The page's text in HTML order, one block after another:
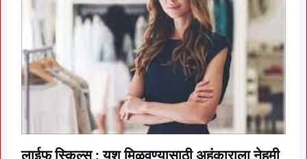
लाईफ स्किल्स : यश मिळवण्यासाठी अहंकाराला नेहमी